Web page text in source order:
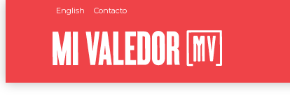
English Contacto